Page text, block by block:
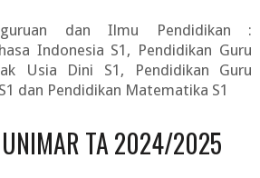
dan Ilmu Pendidikan :
Indonesia S1, Pendidikan Guru
Usia Dini S1, Pendidikan Guru
dan Pendidikan Matematika S1
TA 2024/2025